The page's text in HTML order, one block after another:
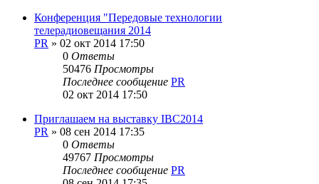
Конференция "Передовые технологии
телерадиовещания 2014
PR » 02 окт 2014 17:50
0 Ответы
50476 Просмотры
Последнее сообщение PR
02 окт 2014 17:50
Приглашаем на выставку IBC2014
PR » 08 сен 2014 17:35
0 Ответы
49767 Просмотры
Последнее сообщение PR